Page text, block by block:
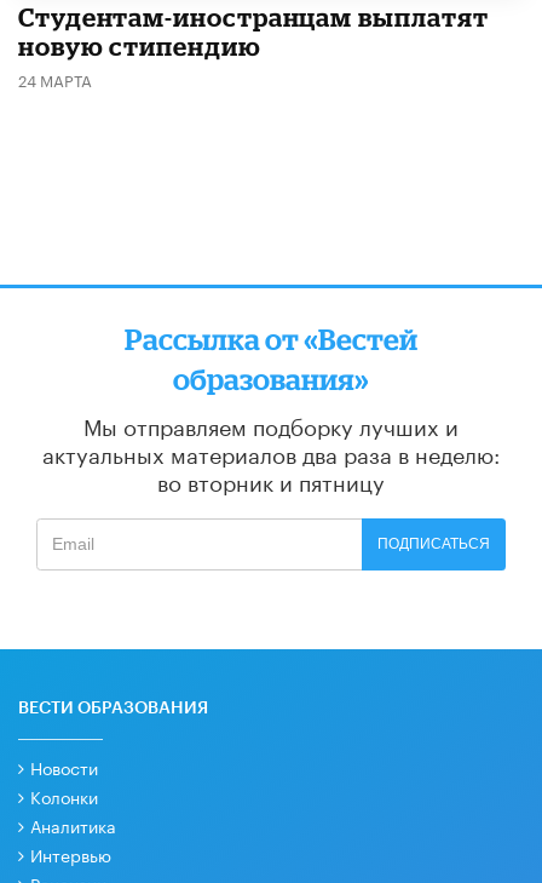
Студентам-иностранцам выплатят
новую стипендию
24 МАРТА
Рассылка от «Вестей
образования»
Мы отправляем подборку лучших и
актуальных материалов два раза в неделю:
во вторник и пятницу
ПОДПИСАТЬСЯ
ВЕСТИ ОБРАЗОВАНИЯ
Новости
Колонки
Аналитика
Интервью